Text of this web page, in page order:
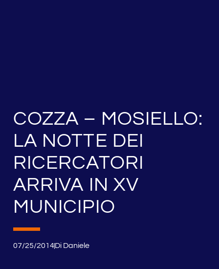
COZZA – MOSIELLO:
LA NOTTE DEI
RICERCATORI
ARRIVA IN XV
MUNICIPIO
07/25/2014DiDaniele